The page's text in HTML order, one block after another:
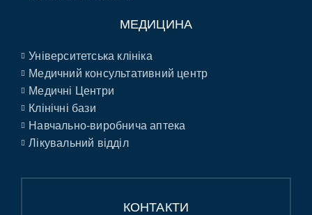
МЕДИЦИНА
Університетська клініка
Медичний консультативний центр
Медичні Центри
Клінічні бази
Навчально-виробнича аптека
Лікувальний відділ
КОНТАКТИ